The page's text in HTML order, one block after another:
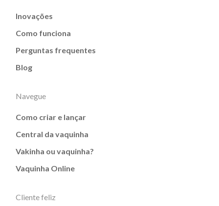
Inovações
Como funciona
Perguntas frequentes
Blog
Navegue
Como criar e lançar
Central da vaquinha
Vakinha ou vaquinha?
Vaquinha Online
Cliente feliz